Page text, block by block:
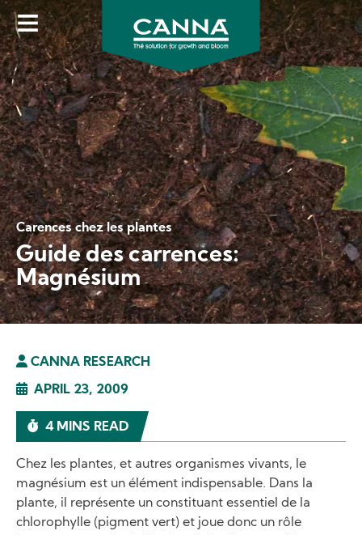
Skip
to
main
content
Carences chez les plantes
Guide des carrences:
Magnésium
CANNA RESEARCH
APRIL 23, 2009
4 MINS READ
Chez les plantes, et autres organismes vivants, le
magnésium est un élément indispensable. Dans la
plante, il représente un constituant essentiel de la
chlorophylle (pigment vert) et joue donc un rôle